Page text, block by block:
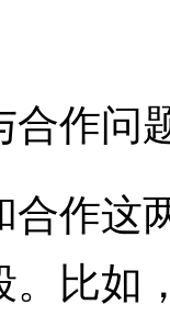
作问
作这
比如